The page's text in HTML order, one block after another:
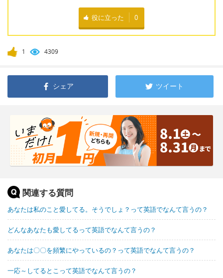
役に立った 0
1 4309
シェア ツイート
関連する質問
あなたは私のこと愛してる。そうでしょ？って英語でなんて言うの？
どんなあなたも愛してるって英語でなんて言うの？
あなたは〇〇を頻繁にやっているの？って英語でなんて言うの？
一応～してるとこって英語でなんて言うの？